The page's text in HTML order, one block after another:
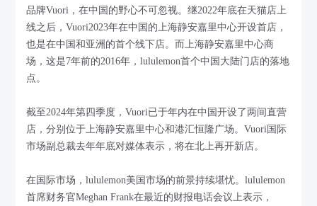
品牌Vuori，在中国的野心不可忽视。继2022年底在天猫店上
线之后，Vuori2023年在中国的上海静安嘉里中心开设首店，
也是在中国和亚洲的首个线下店。而上海静安嘉里中心商
场，这是7年前的2016年，lululemon首个中国大陆门店的落地
点。
截至2024年第四季度，Vuori已于年内在中国开设了两间直营
店，分别位于上海静安嘉里中心和港汇恒隆广场。Vuori国际
市场副总裁去年年底对媒体表示，将在北上再开新店。
在国际市场，lululemon美国市场的前景持续堪忧。lululemon
首席财务官Meghan Frank在最近的财报电话会议上表示，